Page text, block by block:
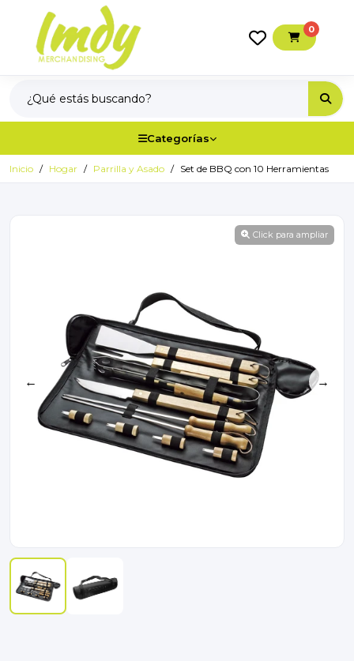
0
Categorías
Inicio Hogar Parrilla y Asado Set de BBQ con 10 Herramientas
Click para ampliar
← →